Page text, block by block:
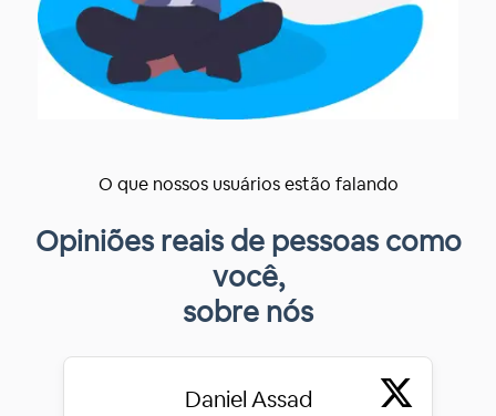
O que nossos usuários estão falando
Opiniões reais de pessoas como
você,
sobre nós
bea obrien